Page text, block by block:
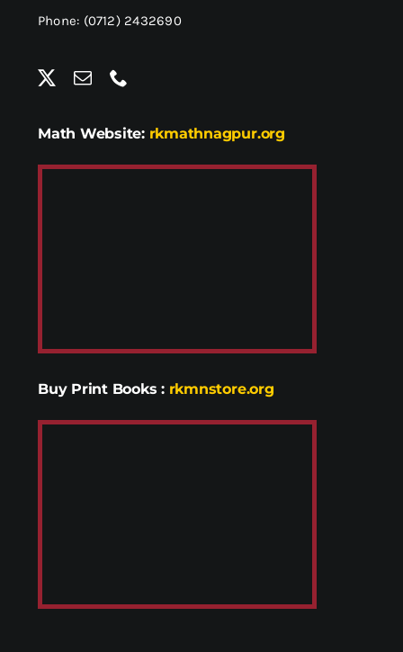
Phone: (0712) 2432690
Math Website: rkmathnagpur.org
Buy Print Books : rkmnstore.org